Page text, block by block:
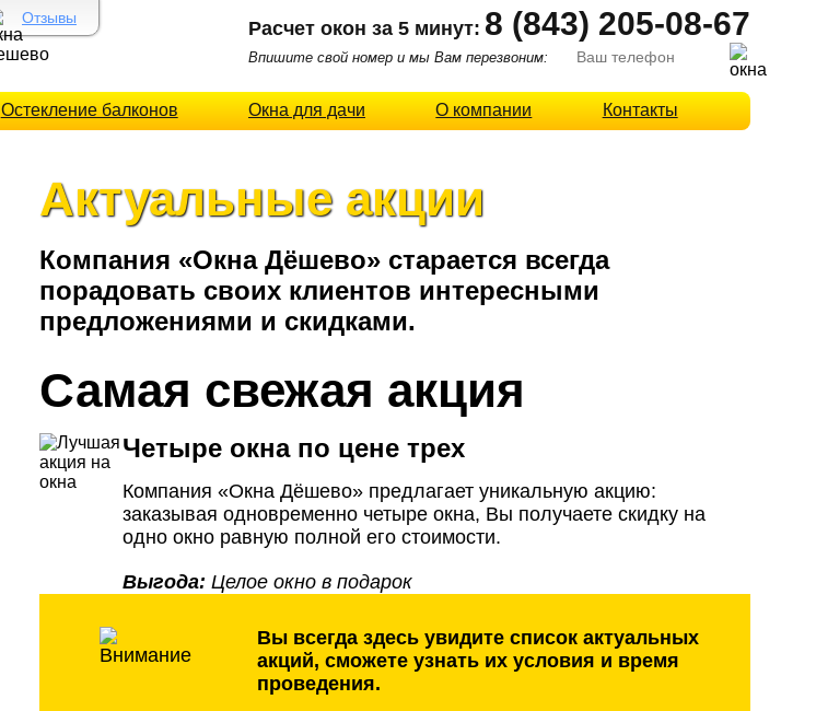
Отзывы Расчет окон за 5 минут: 8 (843) 205-08-67
Впишите свой номер и мы Вам перезвоним:
Остекление балконов Окна для дачи О компании Контакты
Актуальные акции
Компания «Окна Дёшево» старается всегда
порадовать своих клиентов интересными
предложениями и скидками.
Самая свежая акция
Четыре окна по цене трех
Компания «Окна Дёшево» предлагает уникальную акцию:
заказывая одновременно четыре окна, Вы получаете скидку на
одно окно равную полной его стоимости.
Выгода: Целое окно в подарок
Вы всегда здесь увидите список актуальных
акций, сможете узнать их условия и время
проведения.